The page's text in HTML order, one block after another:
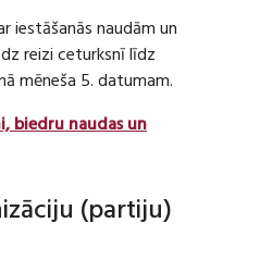
iestāšanās naudām un
reizi ceturksnī līdz
mēneša 5. datumam.
biedru naudas un
(partiju)